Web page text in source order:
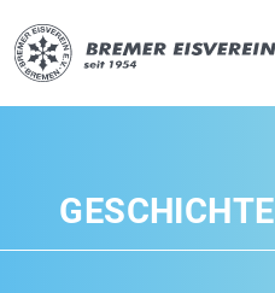
GESCHICHTE